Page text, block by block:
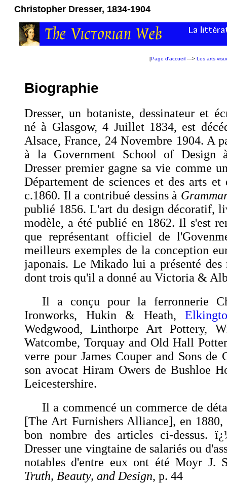
Christopher Dresser, 1834-1904
[Page d'accueil —> Les arts
Biographie
Dresser, un botaniste, dessinateur et
né à Glasgow, 4 Juillet 1834, est
Alsace, France, 24 Novembre 1904. A
à la Government School of Design
Dresser premier gagne sa vie comme
Département de sciences et des arts
c.1860. Il a contribué dessins à
publié 1856. L'art du design décoratif,
modèle, a été publié en 1862. Il s'est
que représentant officiel de
meilleurs exemples de la conception
japonais. Le Mikado lui a présenté des
dont trois qu'il a donné au Victoria &
Il a conçu pour la ferronnerie
Ironworks, Hukin & Heath,
Wedgwood, Linthorpe Art Pottery,
Watcombe, Torquay and Old Hall
verre pour James Couper and Sons de
son avocat Hiram Owers de Bushloe
Leicestershire.
Il a commencé un commerce de
[The Art Furnishers Alliance], en
bon nombre des articles ci-dessus.
Dresser une vingtaine de salariés ou
notables d'entre eux ont été Moyr
Truth, Beauty, and Design, p. 44